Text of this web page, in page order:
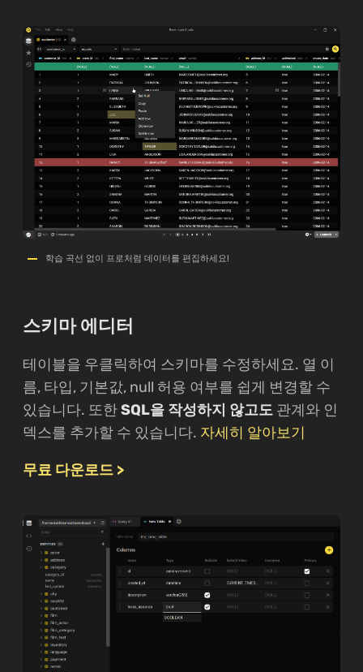
학습 곡선 없이 프로처럼 데이터를 편집하세요!
스키마 에디터
테이블을 우클릭하여 스키마를 수정하세요. 열 이
름, 타입, 기본값, null 허용 여부를 쉽게 변경할 수
있습니다. 또한SQL을 작성하지 않고도 관계와 인
덱스를 추가할 수 있습니다. 자세히 알아보기
무료 다운로드 >